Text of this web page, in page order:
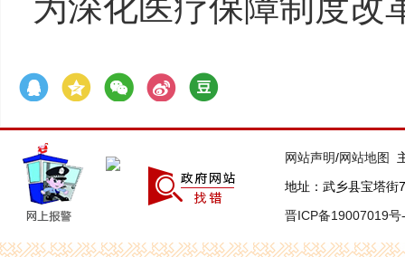
网站声明/网站地图
地址：武乡县宝塔
晋ICP备19007019号